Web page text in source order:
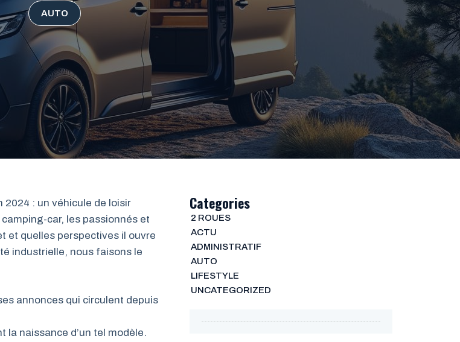
AUTO
2024 : un véhicule de loisir
car, les passionnés et
et quelles perspectives il ouvre
industrielle, nous faisons le
annonces qui circulent depuis
naissance d’un tel modèle.
Categories
2 ROUES
ACTU
ADMINISTRATIF
AUTO
LIFESTYLE
UNCATEGORIZED